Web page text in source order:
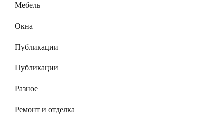
Мебель
Окна
Публикации
Публикации
Разное
Ремонт и отделка